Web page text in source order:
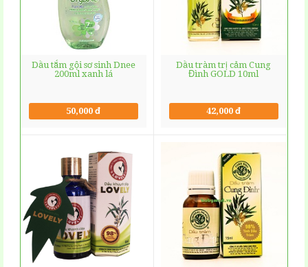
Dầu tắm gội sơ sinh Dnee
200ml xanh lá
50,000 đ
Dầu tràm trị cảm Cung
Đình GOLD 10ml
42,000 đ